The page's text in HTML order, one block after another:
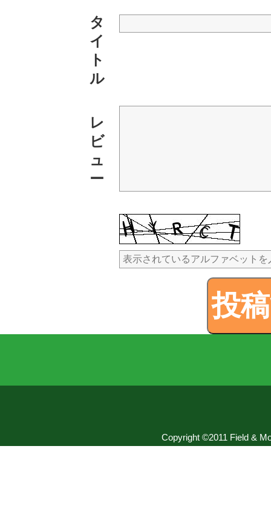
タ
イ
ト
ル
レ
ビ
ュ
ー
Copyright ©2011 Field &